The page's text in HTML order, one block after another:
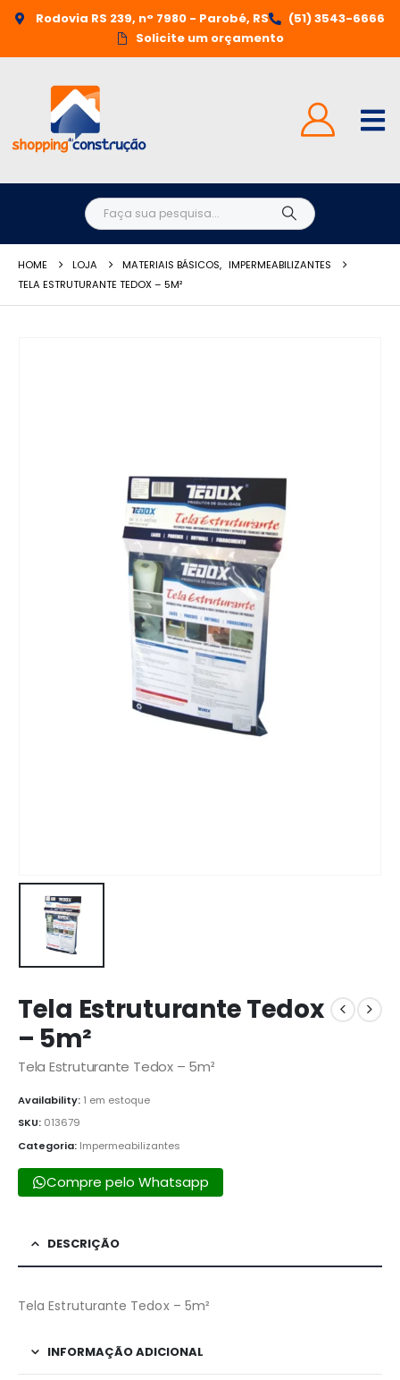
Rodovia RS 239, n° 7980 - Parobé, RS
(51) 3543-6666
Solicite um orçamento
HOME LOJA MATERIAIS BÁSICOS, IMPERMEABILIZANTES
TELA ESTRUTURANTE TEDOX – 5M²
Tela Estruturante Tedox
– 5m²
Tela Estruturante Tedox – 5m²
Availability: 1 em estoque
SKU: 013679
Categoria: Impermeabilizantes
Compre pelo Whatsapp
DESCRIÇÃO
Tela Estruturante Tedox – 5m²
INFORMAÇÃO ADICIONAL